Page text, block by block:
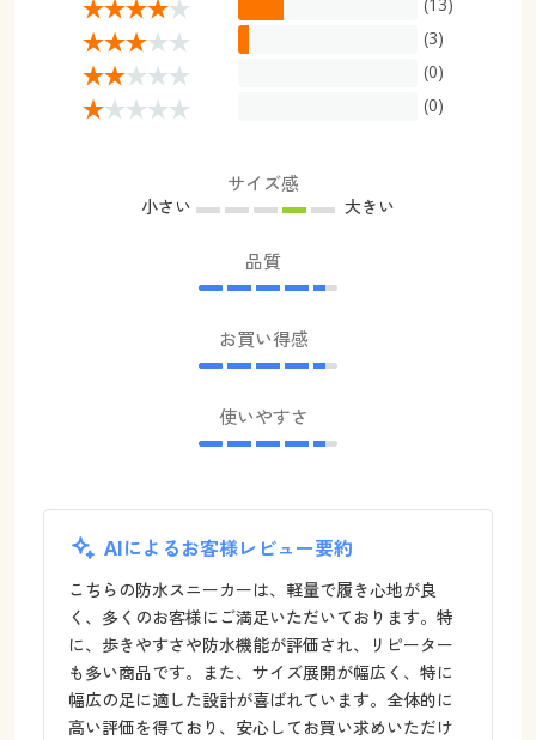
(3)
(0)
(0)
サイズ感
小さい 大きい
品質
お買い得感
使いやすさ
AIによるお客様レビュー要約
こちらの防水スニーカーは、軽量で履き心地が良
く、多くのお客様にご満足いただいております。特
に、歩きやすさや防水機能が評価され、リピーター
も多い商品です。また、サイズ展開が幅広く、特に
幅広の足に適した設計が喜ばれています。全体的に
高い評価を得ており、安心してお買い求めいただけ